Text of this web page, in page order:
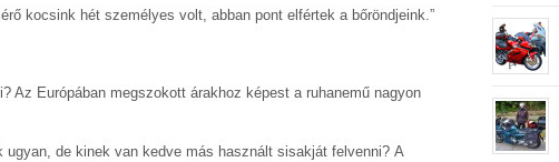
kocsink hét személyes volt, abban pont elfértek a bőröndjeink.”
Az Európában megszokott árakhoz képest a ruhanemű nagyon
de kinek van kedve más használt sisakját felvenni? A